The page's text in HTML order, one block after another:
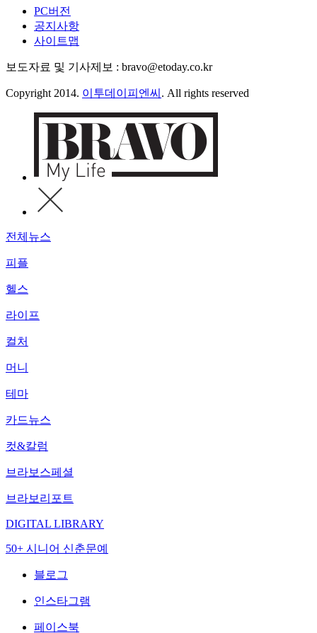
PC버전
공지사항
사이트맵
보도자료 및 기사제보 : bravo@etoday.co.kr
Copyright 2014. 이투데이피엔씨 . All rights reserved
전체뉴스
피플
헬스
라이프
컬처
머니
테마
카드뉴스
컷&칼럼
브라보스페셜
브라보리포트
DIGITAL LIBRARY
50+ 시니어 신춘문예
블로그
인스타그램
페이스북